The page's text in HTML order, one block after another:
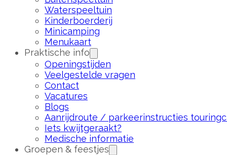
Waterspeeltuin
Kinderboerderij
Minicamping
Menukaart
Praktische info
Openingstijden
Veelgestelde vragen
Contact
Vacatures
Blogs
Aanrijdroute / parkeerinstructies
Iets kwijtgeraakt?
Medische informatie
Groepen & feestjes